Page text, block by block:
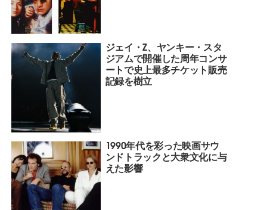
ジェイ・Z、ヤンキー・スタ
ジアムで開催した周年コンサ
ートで史上最多チケット販売
記録を樹立
1990年代を彩った映画サウ
ンドトラックと大衆文化に与
えた影響